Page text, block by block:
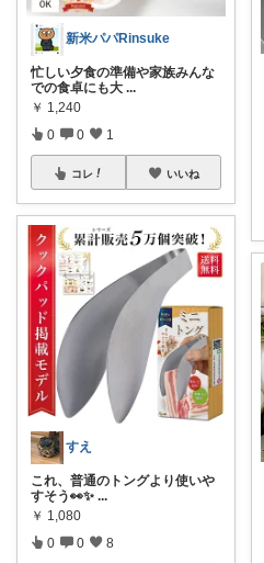
新米パパRinsuke
忙しい夕食の準備や家族みんな
での食卓にも大 ...
￥ 1,240
0 0 1
コレ いいね
すえ
これ、普通のトングより使いや
すそう👀✨ ...
￥ 1,080
0 0 8